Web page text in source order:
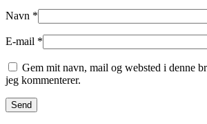
Navn *
E-mail *
Gem mit navn, mail og websted i denne
jeg kommenterer.